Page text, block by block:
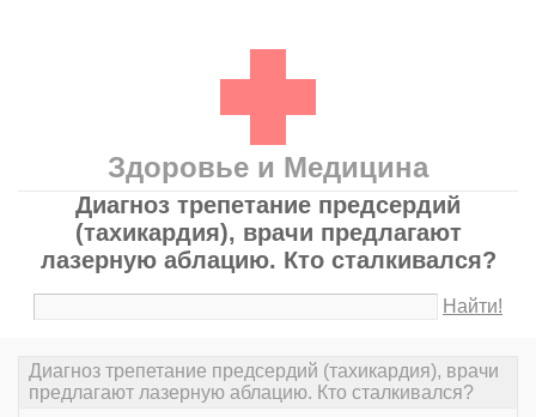
Здоровье и Медицина
Диагноз трепетание предсердий
(тахикардия), врачи предлагают
лазерную аблацию. Кто сталкивался?
Найти!
Диагноз трепетание предсердий (тахикардия), врачи
предлагают лазерную аблацию. Кто сталкивался?